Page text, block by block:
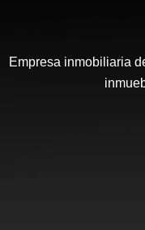
Empresa inmobiliaria